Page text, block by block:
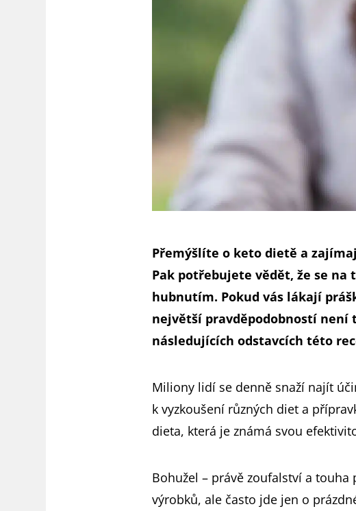
Přemýšlíte o keto dietě a
Pak potřebujete vědět, že se
hubnutím. Pokud vás lákají
největší pravděpodobností není
následujících odstavcích této
Miliony lidí se denně snaží najít
k vyzkoušení různých diet a
dieta, která je známá svou
Bohužel – právě zoufalství a
výrobků, ale často jde jen o